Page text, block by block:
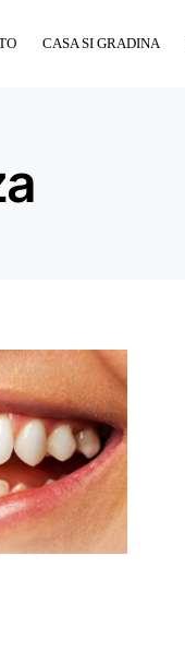
CASA SI GRADINA